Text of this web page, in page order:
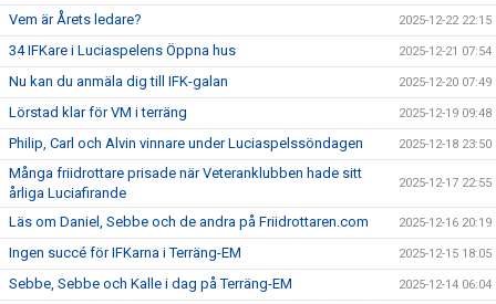
Vem är Årets ledare? 2025-12-22 22:15
34 IFKare i Luciaspelens Öppna hus 2025-12-21 07:54
Nu kan du anmäla dig till IFK-galan 2025-12-20 07:49
Lörstad klar för VM i terräng 2025-12-19 09:48
Philip, Carl och Alvin vinnare under Luciaspelssöndagen 2025-12-18 23:50
Många friidrottare prisade när Veteranklubben hade sitt
årliga Luciafirande
2025-12-17 22:55
Läs om Daniel, Sebbe och de andra på Friidrottaren.com 2025-12-16 20:19
Ingen succé för IFKarna i Terräng-EM 2025-12-15 18:05
Sebbe, Sebbe och Kalle i dag på Terräng-EM 2025-12-14 06:04